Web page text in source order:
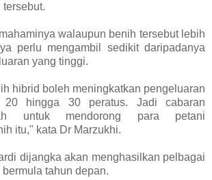
walaupun benih tersebut lebih
perlu mengambil sedikit daripadanya
yang tinggi.
hibrid boleh meningkatkan pengeluaran
hingga 30 peratus. Jadi cabaran
untuk mendorong para petani
itu," kata Dr Marzukhi.
dijangka akan menghasilkan pelbagai
tahun depan.